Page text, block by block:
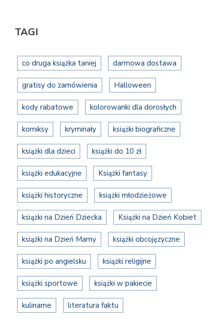
TAGI
co druga książka taniej darmowa dostawa
gratisy do zamówienia Halloween
kody rabatowe kolorowanki dla dorosłych
komiksy kryminały książki biograficzne
książki dla dzieci książki do 10 zł
książki edukacyjne Książki fantasy
książki historyczne książki młodzieżowe
książki na Dzień Dziecka Książki na Dzień Kobiet
książki na Dzień Mamy książki obcojęzyczne
książki po angielsku książki religijne
książki sportowe książki w pakiecie
kulinarne literatura faktu